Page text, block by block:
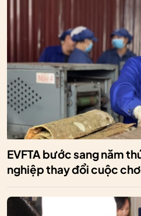
EVFTA bước sang năm
nghiệp thay đổi cuộc